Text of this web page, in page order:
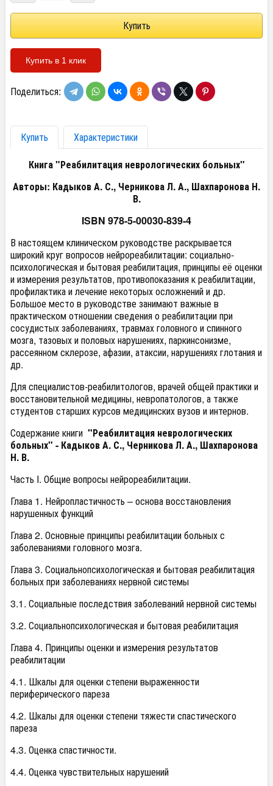
Купить в 1 клик
Поделиться:
Купить
Характеристики
Книга "Реабилитация неврологических больных"
Авторы: Кадыков А. С., Черникова Л. А., Шахпаронова Н.
В.
ISBN 978-5-00030-839-4
В настоящем клиническом руководстве раскрывается
широкий круг вопросов нейрореабилитации: социально-
психологическая и бытовая реабилитация, принципы её оценки
и измерения результатов, противопоказания к реабилитации,
профилактика и лечение некоторых осложнений и др.
Большое место в руководстве занимают важные в
практическом отношении сведения о реабилитации при
сосудистых заболеваниях, травмах головного и спинного
мозга, тазовых и половых нарушениях, паркинсонизме,
рассеянном склерозе, афазии, атаксии, нарушениях глотания и
др.
Для специалистов-реабилитологов, врачей общей практики и
восстановительной медицины, невропатологов, а также
студентов старших курсов медицинских вузов и интернов.
Содержание книги "Реабилитация неврологических
больных" - Кадыков А. С., Черникова Л. А., Шахпаронова
Н. В.
Часть I. Общие вопросы нейрореабилитации.
Глава 1. Нейропластичность – основа восстановления
нарушенных функций
Глава 2. Основные принципы реабилитации больных с
заболеваниями головного мозга.
Глава 3. Социальнопсихологическая и бытовая реабилитация
больных при заболеваниях нервной системы
3.1. Социальные последствия заболеваний нервной системы
3.2. Социальнопсихологическая и бытовая реабилитация
Глава 4. Принципы оценки и измерения результатов
реабилитации
4.1. Шкалы для оценки степени выраженности
периферического пареза
4.2. Шкалы для оценки степени тяжести спастического
пареза
4.3. Оценка спастичности.
4.4. Оценка чувствительных нарушений